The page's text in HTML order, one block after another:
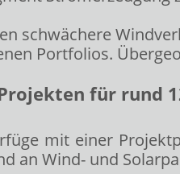
schwächere
Portfolios.
für rund
mit einer
an Wind- und